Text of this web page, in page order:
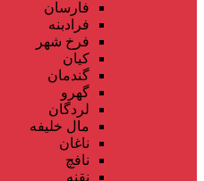
فارسان
فرادبنه
فرخ شهر
کیان
گندمان
گهرو
لردگان
مال خلیفه
ناغان
نافچ
نقنه